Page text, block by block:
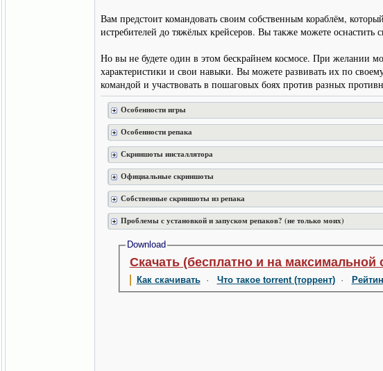
Вам предстоит командовать своим собственным кораблём,
истребителей до тяжёлых крейсеров. Вы также можете
Но вы не будете один в этом бескрайнем космосе. При желании
характеристики и свои навыки. Вы можете развивать их по
командой и участвовать в пошаговых боях против разных
Особенности игры
Особенности репака
Скриншоты инсталлятора
Официальные скриншоты
Собственные скриншоты из репака
Проблемы с установкой и запуском репаков? (не только моих)
Download
Скачать (бесплатно и на максимальной
Как скачивать· Что такое torrent (торрент)·